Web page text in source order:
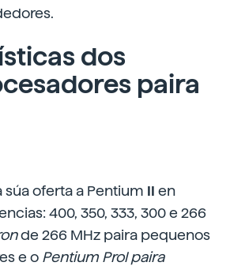
dos
paira
oferta a Pentium II en
400, 350, 333, 300 e 266
de 266 MHz paira pequenos
e o Pentium Prol paira